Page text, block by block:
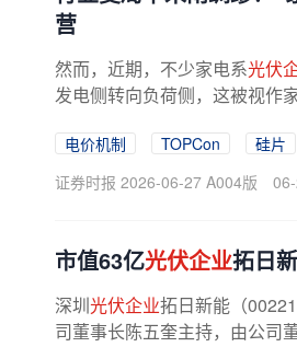
营
然而，近期，不少家电系光伏
发电侧转向负荷侧，这被视作
电价机制 TOPCon
硅片
证券时报 2026-06-27 A004版
市值63亿光伏企业拓日
深圳光伏企业拓日新能（
司董事长陈五奎主持，由公司